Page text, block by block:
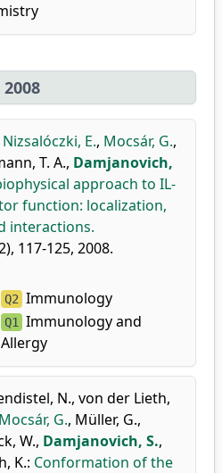
2008
Nizsalóczki, E., Mocsár, G.,
T. A., Damjanovich,
approach to IL-
function: localization,
interactions.
117-125, 2008.
Q2 Immunology
Q1
Immunology and
Allergy
N., von der Lieth,
Mocsár, G., Müller, G.,
W., Damjanovich, S.,
K.: Conformation of the